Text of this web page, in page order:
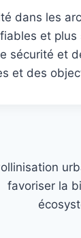
dans les
et plus
sécurité et
et des
favoriser la